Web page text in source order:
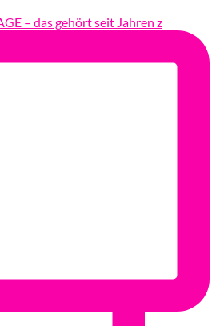
– das gehört seit Jahren z